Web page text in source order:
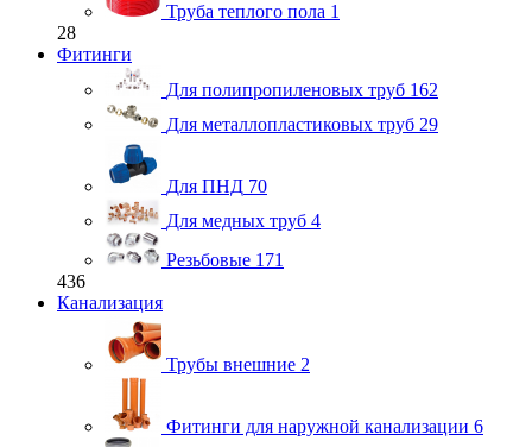
Труба теплого пола 1
28
Фитинги
Для полипропиленовых труб 162
Для металлопластиковых труб 29
Для ПНД 70
Для медных труб 4
Резьбовые 171
436
Канализация
Трубы внешние 2
Фитинги для наружной канализации 6